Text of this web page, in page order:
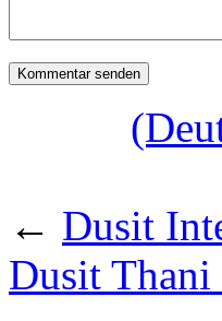
← Dusit
Dusit